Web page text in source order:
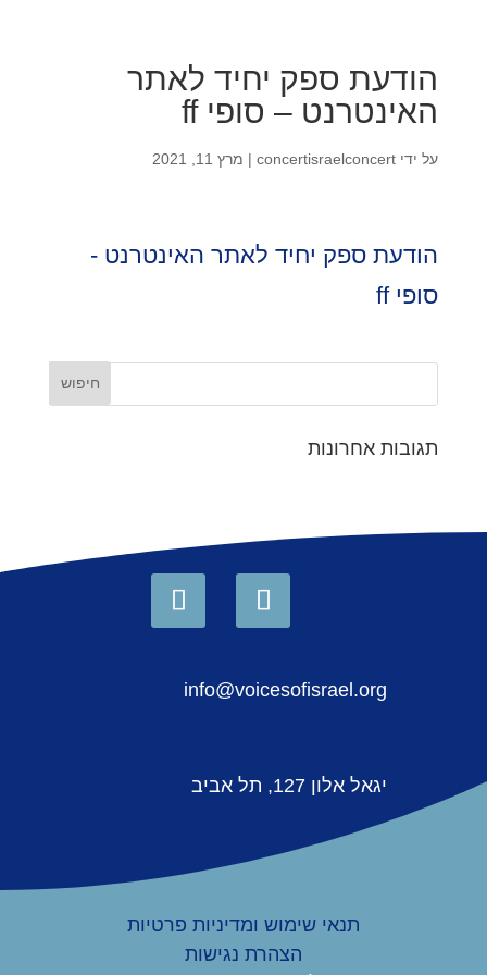
הודעת ספק יחיד לאתר
האינטרנט – סופי ff
על ידי concertisraelconcert
| מרץ 11, 2021
הודעת ספק יחיד לאתר האינטרנט -
סופי ff
תגובות אחרונות
info@voicesofisrael.org
יגאל אלון 127, תל אביב
תנאי שימוש ומדיניות פרטיות
הצהרת נגישות